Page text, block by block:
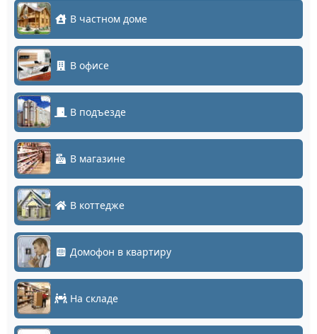
В частном доме
В офисе
В подъезде
В магазине
В коттедже
Домофон в квартиру
На складе